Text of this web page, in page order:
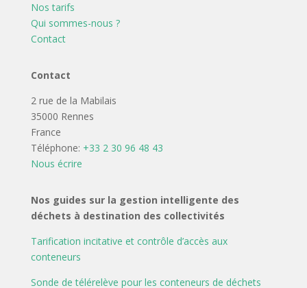
Nos tarifs
Qui sommes-nous ?
Contact
Contact
2 rue de la Mabilais
35000 Rennes
France
Téléphone: +33 2 30 96 48 43
Nous écrire
Nos guides sur la gestion intelligente des
déchets à destination des collectivités
Tarification incitative et contrôle d’accès aux
conteneurs
Sonde de télérelève pour les conteneurs de déchets